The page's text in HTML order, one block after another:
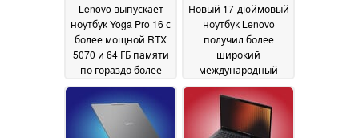
Lenovo выпускает
ноутбук Yoga Pro 16 с
более мощной RTX
5070 и 64 ГБ памяти
по гораздо более
высокой цене09 June
2026
Новый 17-дюймовый
ноутбук Lenovo
получил более
широкий
международный
релиз с 32 ГБ ОЗУ и
процессорами Intel
Wildcat Lake09 June
2026